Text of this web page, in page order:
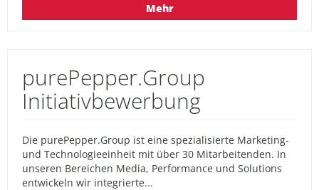
Mehr
purePepper.Group
Initiativbewerbung
Die purePepper.Group ist eine spezialisierte Marketing-
und Technologieeinheit mit über 30 Mitarbeitenden. In
unseren Bereichen Media, Performance und Solutions
entwickeln wir integrierte...